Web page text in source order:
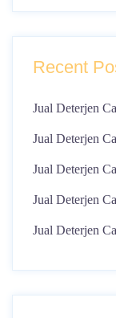
Recent
Jual Deterjen
Jual Deterjen
Jual Deterjen
Jual Deterjen
Jual Deterjen